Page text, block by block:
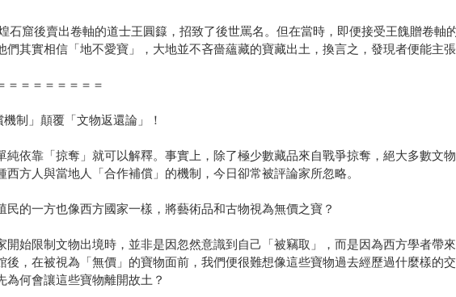
石窟後賣出卷軸的道士王圓籙，招致了後世罵名。但在當時，即便接受王餽贈卷軸
其實相信「地不愛寶」，大地並不吝嗇蘊藏的寶藏出土，換言之，發現者便能主張
＝＝＝＝＝＝＝＝
制」顛覆「文物返還論」！
純依靠「掠奪」就可以解釋。事實上，除了極少數藏品來自戰爭掠奪，絕大多數文
方人與當地人「合作補償」的機制，今日卻常被評論家所忽略。
的一方也像西方國家一樣，將藝術品和古物視為無價之寶？
始限制文物出境時，並非是因忽然意識到自己「被竊取」，而是因為西方學者帶
後，在被視為「無價」的寶物面前，我們便很難想像這些寶物過去經歷過什麼樣的
何會讓這些寶物離開故土？